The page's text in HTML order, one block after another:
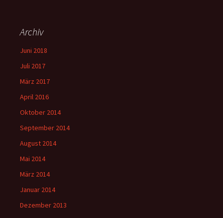
Archiv
Juni 2018
Juli 2017
März 2017
April 2016
Oktober 2014
September 2014
August 2014
Mai 2014
März 2014
Januar 2014
Dezember 2013